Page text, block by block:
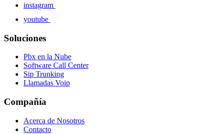
instagram
youtube
Soluciones
Pbx en la Nube
Software Call Center
Sip Trunking
Llamadas Voip
Compañía
Acerca de Nosotros
Contacto